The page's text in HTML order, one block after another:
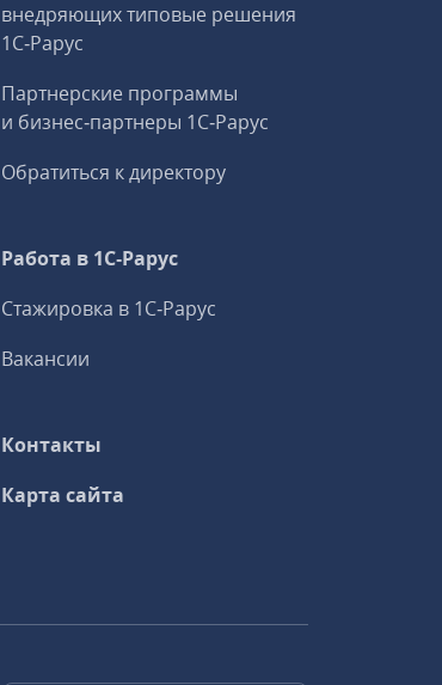
внедряющих типовые решения
1С‑Рарус
Партнерские программы
и бизнес‑партнеры 1С‑Рарус
Обратиться к директору
Работа в 1С‑Рарус
Стажировка в 1С‑Рарус
Вакансии
Контакты
Карта сайта